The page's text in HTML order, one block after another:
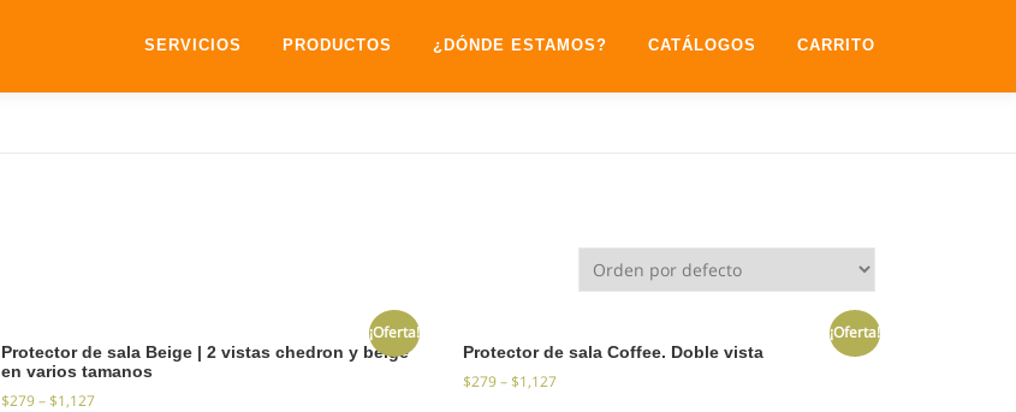
SERVICIOS PRODUCTOS ¿DÓNDE ESTAMOS? CATÁLOGOS CARRITO
¡Oferta!
Protector de sala Beige | 2 vistas chedron y beige
en varios tamanos
$279–$1,127
¡Oferta!
Protector de sala Coffee. Doble vista
$279–$1,127